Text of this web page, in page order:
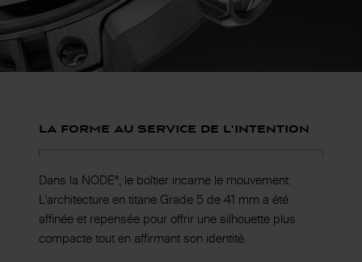
La forme au service de l'intention
Dans la NODE°, le boîtier incarne le mouvement.
L'architecture en titane Grade 5 de 41 mm a été
affinée et repensée pour offrir une silhouette plus
compacte tout en affirmant son identité.